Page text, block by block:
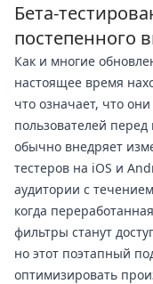
Бета-
постепенного
Как и многие
настоящее время
что означает, что
пользователей
обычно внедряет
тестеров на iOS и
аудитории с
когда
фильтры станут
но этот поэтапный
оптимизировать